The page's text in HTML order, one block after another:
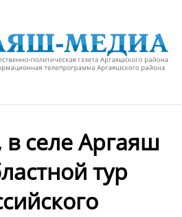
в селе Аргаяш
тур